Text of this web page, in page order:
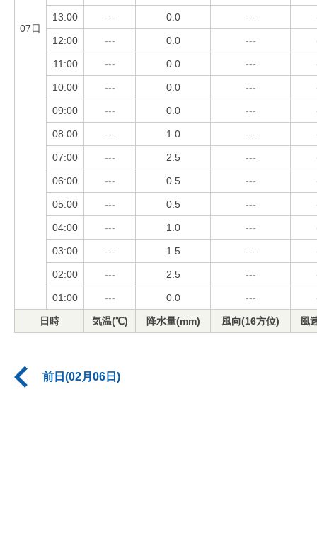
07日
13:00 --- 0.0 ---
12:00 --- 0.0 ---
11:00 --- 0.0 ---
10:00 --- 0.0 ---
09:00 --- 0.0 ---
08:00 --- 1.0 ---
07:00 --- 2.5 ---
06:00 --- 0.5 ---
05:00 --- 0.5 ---
04:00 --- 1.0 ---
03:00 --- 1.5 ---
02:00 --- 2.5 ---
01:00 --- 0.0 ---
日時 気温(℃) 降水量(mm) 風向(16方位) 風
前日(02月06日)